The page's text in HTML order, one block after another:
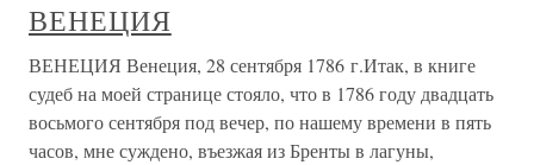
ВЕНЕЦИЯ
ВЕНЕЦИЯ Венеция, 28 сентября 1786 г.Итак, в книге
судеб на моей странице стояло, что в 1786 году двадцать
восьмого сентября под вечер, по нашему времени в пять
часов, мне суждено, въезжая из Бренты в лагуны,